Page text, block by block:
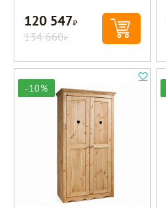
120 547Р
134 660Р
-10%